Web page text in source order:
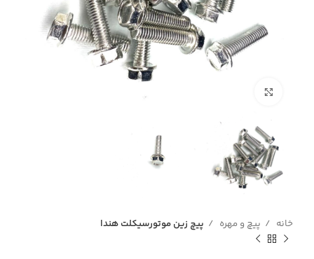
خانه پیچ و مهره پیچ زین موتورسیکلت هندا